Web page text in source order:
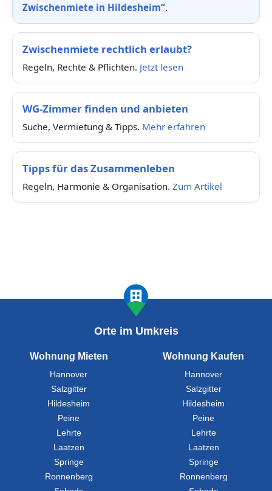
Zwischenmiete in Hildesheim“.
Zwischenmiete rechtlich erlaubt?
Regeln, Rechte & Pflichten. Jetzt lesen
WG-Zimmer finden und anbieten
Suche, Vermietung & Tipps. Mehr erfahren
Tipps für das Zusammenleben
Regeln, Harmonie & Organisation. Zum Artikel
Orte im Umkreis
Wohnung Mieten
Hannover
Salzgitter
Hildesheim
Peine
Lehrte
Laatzen
Springe
Ronnenberg
Wohnung Kaufen
Hannover
Salzgitter
Hildesheim
Peine
Lehrte
Laatzen
Springe
Ronnenberg